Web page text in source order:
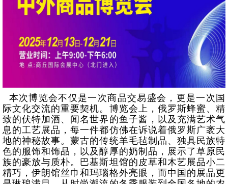
本次博览会不仅是一次商品交易盛会，更是一次国
际文化交流的重要契机。博览会上，俄罗斯蜂蜜、精
致的伏特加酒、闻名世界的鱼子酱，以及充满艺术气
息的工艺展品，每一件都仿佛在诉说着俄罗斯广袤大
地的神秘故事。蒙古的传统羊毛毡制品、独具民族特
色的服饰和饰品，以及醇厚的奶制品，展示了草原民
族的豪放与质朴。巴基斯坦馆的皮草和木艺展品小二
精巧，伊朗馆丝巾和玛瑙格外亮眼，而中国的展品更